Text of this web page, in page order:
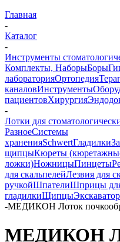
Главная
-
Каталог
-
Инструменты
Комплекты, НаборыБоры
лабораторияОртопедия
каналовИнструменты
пациентовХирургия
-
Лотки для
РазноеСистемы
храненияSchwertГладилки
щипцыКюреты
ложки)НожницыПинцеты
для скальпелейЛезвия для
ручкойШпателиШприцы
гладилкиЩипцы
-МЕДИКОН Лоток
МЕДИКОН